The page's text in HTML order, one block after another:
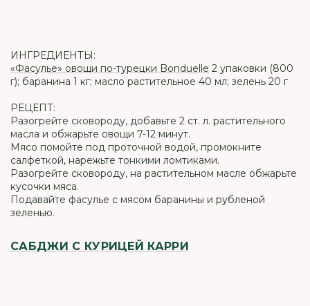
ИНГРЕДИЕНТЫ:
«Фасулье» овощи по-турецки Bonduelle 2 упаковки (800
г); баранина 1 кг; масло растительное 40 мл; зелень 20 г
РЕЦЕПТ:
Разогрейте сковороду, добавьте 2 ст. л. растительного
масла и обжарьте овощи 7-12 минут.
Мясо помойте под проточной водой, промокните
салфеткой, нарежьте тонкими ломтиками.
Разогрейте сковороду, на растительном масле обжарьте
кусочки мяса.
Подавайте фасулье с мясом баранины и рубленой
зеленью.
САБДЖИ С КУРИЦЕЙ КАРРИ